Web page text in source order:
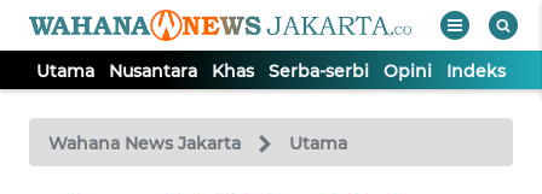
Utama Nusantara Khas Serba-serbi Opini Indeks
Wahana News Jakarta Utama
TV
Tutup